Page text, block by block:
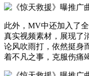
此外，MV中还加入了
真实视频素材，展现了
论风吹雨打，依然挺身
着不凡之事，克服伤痛